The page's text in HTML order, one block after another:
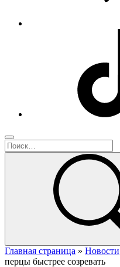
Главная страница » Новости
перцы быстрее созревать